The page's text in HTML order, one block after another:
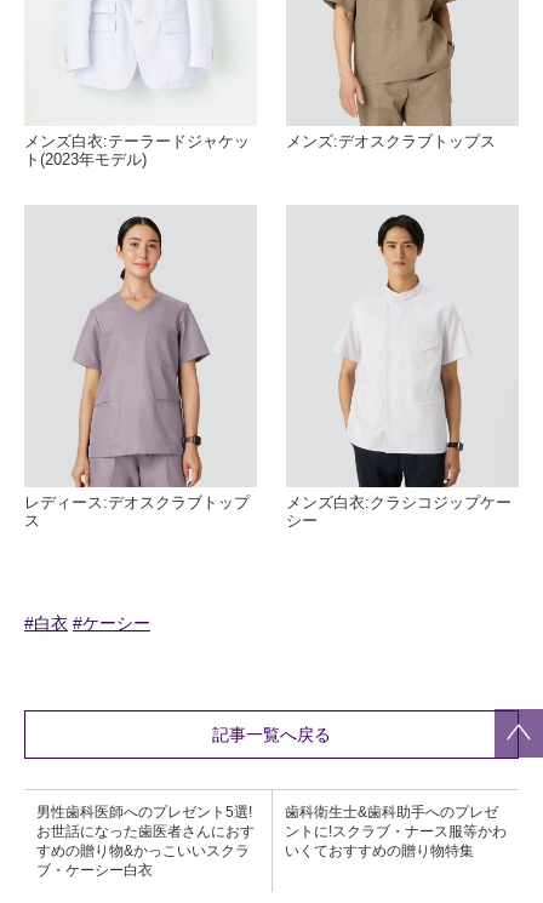
メンズ白衣:テーラードジャケッ
ト(2023年モデル)
メンズ:デオスクラブトップス
レディース:デオスクラブトップ
ス
メンズ白衣:クラシコジップケー
シー
#白衣 #ケーシー
記事一覧へ戻る
男性歯科医師へのプレゼント5選!
お世話になった歯医者さんにおす
すめの贈り物&かっこいいスクラ
ブ・ケーシー白衣
歯科衛生士&歯科助手へのプレゼ
ントに!スクラブ・ナース服等かわ
いくておすすめの贈り物特集